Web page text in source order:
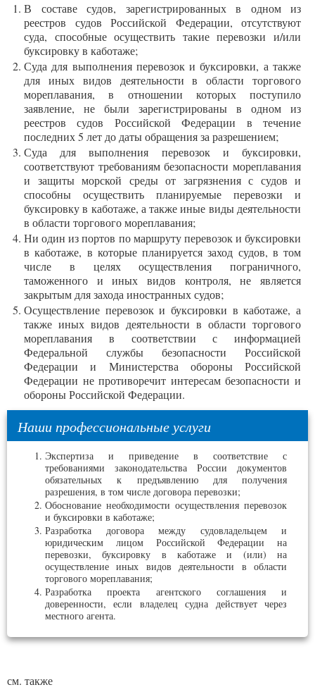
В составе судов, зарегистрированных в одном из
реестров судов Российской Федерации, отсутствуют
суда, способные осуществить такие перевозки и/или
буксировку в каботаже;
Суда для выполнения перевозок и буксировки, а также
для иных видов деятельности в области торгового
мореплавания, в отношении которых поступило
заявление, не были зарегистрированы в одном из
реестров судов Российской Федерации в течение
последних 5 лет до даты обращения за разрешением;
Суда для выполнения перевозок и буксировки,
соответствуют требованиям безопасности мореплавания
и защиты морской среды от загрязнения с судов и
способны осуществить планируемые перевозки и
буксировку в каботаже, а также иные виды деятельности
в области торгового мореплавания;
Ни один из портов по маршруту перевозок и буксировки
в каботаже, в которые планируется заход судов, в том
числе в целях осуществления пограничного,
таможенного и иных видов контроля, не является
закрытым для захода иностранных судов;
Осуществление перевозок и буксировки в каботаже, а
также иных видов деятельности в области торгового
мореплавания в соответствии с информацией
Федеральной службы безопасности Российской
Федерации и Министерства обороны Российской
Федерации не противоречит интересам безопасности и
обороны Российской Федерации.
Наши профессиональные услуги
Экспертиза и приведение в соответствие с
требованиями законодательства России документов
обязательных к предъявлению для получения
разрешения, в том числе договора перевозки;
Обоснование необходимости осуществления перевозок
и буксировки в каботаже;
Разработка договора между судовладельцем и
юридическим лицом Российской Федерации на
перевозки, буксировку в каботаже и (или) на
осуществление иных видов деятельности в области
торгового мореплавания;
Разработка проекта агентского соглашения и
доверенности, если владелец судна действует через
местного агента.
см. также